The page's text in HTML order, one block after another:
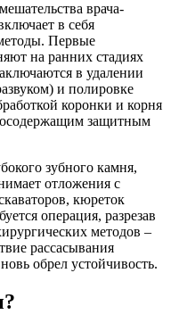
врача-
в себя
Первые
на ранних стадиях
в удалении
и полировке
коронки и корня
защитным
зубного камня,
отложения с
кюреток
операция, разрезав
методов –
рассасывания
обрел устойчивость.